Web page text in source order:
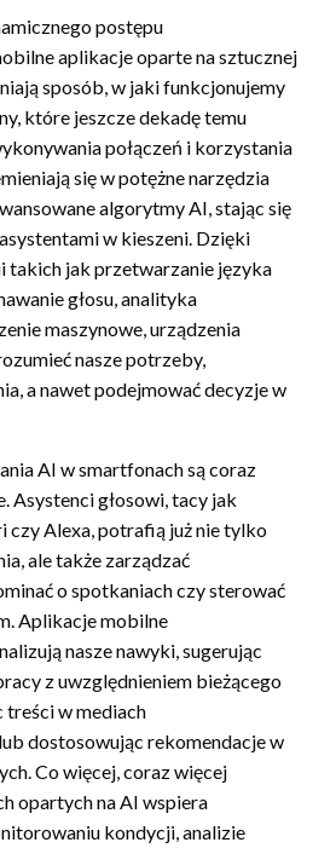
postępu
aplikacje oparte na sztucznej
sposób, w jaki funkcjonujemy
które jeszcze dekadę temu
połączeń i korzystania
się w potężne narzędzia
algorytmy AI, stając się
w kieszeni. Dzięki
takich jak przetwarzanie języka
głosu, analityka
maszynowe, urządzenia
nasze potrzeby,
a nawet podejmować decyzje w
AI w smartfonach są coraz
Asystenci głosowi, tacy jak
czy Alexa, potrafią już nie tylko
ale także zarządzać
o spotkaniach czy sterować
Aplikacje mobilne
nasze nawyki, sugerując
z uwzględnieniem bieżącego
treści w mediach
dostosowując rekomendacje w
Co więcej, coraz więcej
opartych na AI wspiera
kondycji, analizie